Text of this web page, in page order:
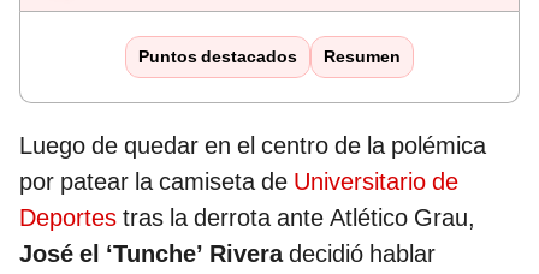
Puntos destacados Resumen
Luego de quedar en el centro de la polémica
por patear la camiseta de Universitario de
Deportes tras la derrota ante Atlético Grau,
José el ‘Tunche’ Riveradecidió hablar